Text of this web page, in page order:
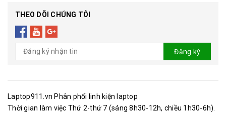
THEO DÕI CHÚNG TÔI
Đăng ký
Laptop911.vn Phân phối linh kiện laptop
Thời gian làm việc Thứ 2-thứ 7 (sáng 8h30-12h, chiều 1h30-6h).